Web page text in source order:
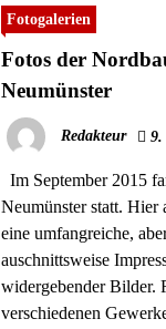
Fotogalerien
Fotos der
Neumünster
Redakteur 9.
Im September 2015
Neumünster statt. Hier
eine umfangreiche,
auschnittsweise
widergebender Bilder.
verschiedenen